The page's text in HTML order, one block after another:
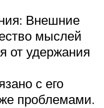
Внешние
мыслей
от удержания
с его
проблемами.